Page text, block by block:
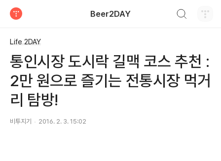
Beer2DAY
Life 2DAY
통인시장 도시락 길맥 코스 추천 :
2만 원으로 즐기는 전통시장 먹거
리 탐방!
비투지기 2016. 2. 3. 15:02